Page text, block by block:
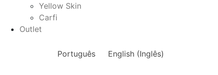
Yellow Skin
Carfi
Outlet
Português English(Inglês)